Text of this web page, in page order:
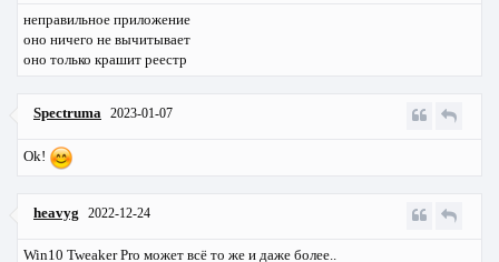
неправильное приложение
оно ничего не вычитывает
оно только крашит реестр
Spectruma 2023-01-07
Ok!
heavyg 2022-12-24
Win10 Tweaker Pro может всё то же и даже более..